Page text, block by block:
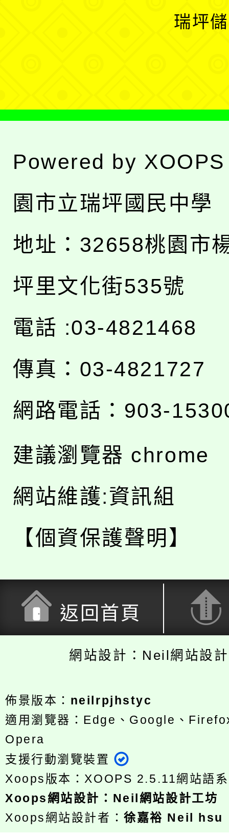
瑞坪
Powered by XOOPS
園市立瑞坪國民中學
地址： 32658桃園市
坪里文化街535號
電話 :03-4821468
傳真：03-4821727
網路電話：903-
建議瀏覽器 chrome
網站維護:資訊組
【個資保護聲明】
返回首頁
網站設計：Neil網站設
佈景版本： neilrpjhstyc
適用瀏覽器：Edge、Google、
Opera
支援行動瀏覽裝置
Xoops版本： XOOPS 2.5.11網站語
Xoops網站設計 ： Neil網站設計工坊
Xoops網站設計者：徐嘉裕 Neil hsu